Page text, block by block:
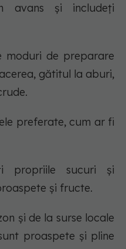
avans și includeți
moduri de preparare
gătitul la aburi,
preferate, cum ar fi
propriile sucuri și
și fructe.
și de la surse locale
proaspete și pline